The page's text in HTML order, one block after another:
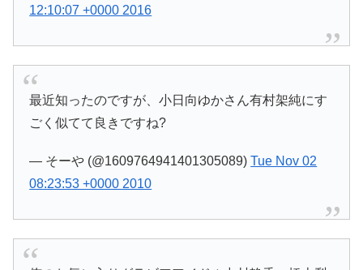
12:10:07 +0000 2016
最近知ったのですが、小日向ゆかさん有村架純にす
ごく似てて良きですね?
— そーや (@1609764941401305089)Tue Nov 02
08:23:53 +0000 2010